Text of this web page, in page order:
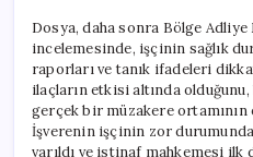
Dosya, daha sonra Bölge Adliye
incelemesinde, işçinin sağlık
raporları ve tanık ifadeleri
ilaçların etkisi altında
gerçek bir müzakere ortamının
İşverenin işçinin zor
varıldı ve istinaf mahkemesi ilk